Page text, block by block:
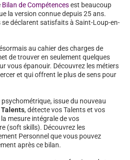
Bilan de Compétencesest beaucoup
la version connue depuis 25 ans.
se déclarent satisfaits à Saint-Loup-en-
au cahier des charges de
de trouver en seulement quelques
vous épanouir. Découvrez les métiers
et qui offrent le plus de sens pour
issue du nouveau
, détecte vos Talents et vos
mesure intégrale de vos
(soft skills). Découvrez les
Personnel que vous pouvez
après ce bilan.